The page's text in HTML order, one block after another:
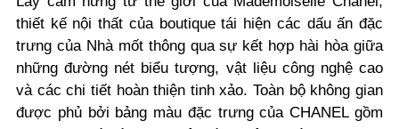
thiết kế nội thất của boutique tái hiện các dấu ấn đặc
trưng của Nhà mốt thông qua sự kết hợp hài hòa giữa
những đường nét biểu tượng, vật liệu công nghệ cao
và các chi tiết hoàn thiện tinh xảo. Toàn bộ không gian
được phủ bởi bảng màu đặc trưng của CHANEL gồm